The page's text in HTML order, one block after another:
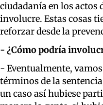
ciudadanía en los actos
involucre. Estas cosas
reforzar desde la
- ¿Cómo podría
- Eventualmente,
términos de la
un caso así hubiese